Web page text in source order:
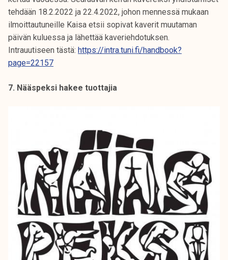
tehdään 18.2.2022 ja 22.4.2022, johon mennessä mukaan
ilmoittautuneille Kaisa etsii sopivat kaverit muutaman
päivän kuluessa ja lähettää kaveriehdotuksen.
Intrauutiseen tästä: https://intra.tuni.fi/handbook?
page=22157
7. Nääspeksi hakee tuottajia